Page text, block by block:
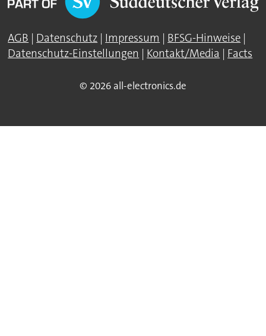
AGB | Datenschutz | Impressum | BFSG-Hinweise |
Datenschutz-Einstellungen | Kontakt/Media | Facts
© 2026 all-electronics.de